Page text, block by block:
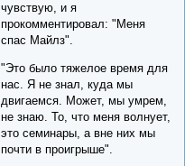
чувствую, и я
прокомментировал: "Меня
спас Майлз".
"Это было тяжелое время для
нас. Я не знал, куда мы
двигаемся. Может, мы умрем,
не знаю. То, что меня волнует,
это семинары, а вне них мы
почти в проигрыше".